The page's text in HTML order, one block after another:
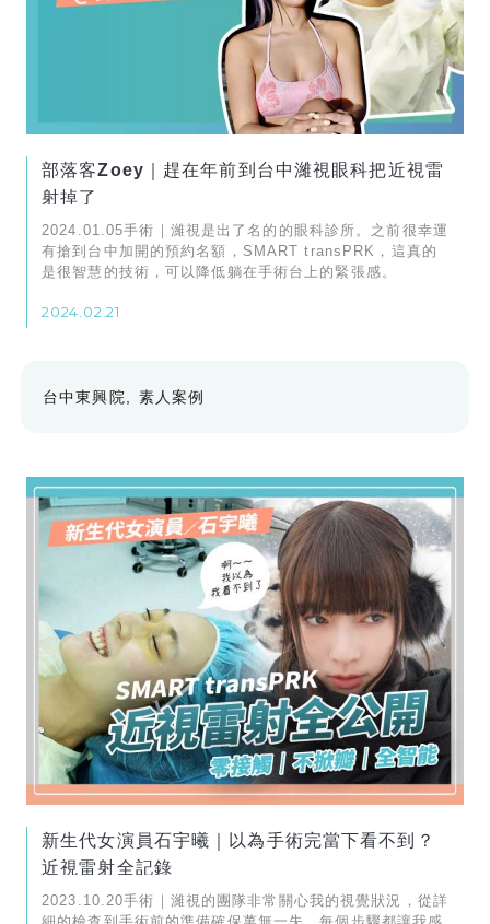
部落客Zoey｜趕在年前到台中濰視眼科把近視雷
射掉了
2024.01.05手術｜濰視是出了名的的眼科診所。之前很幸運
有搶到台中加開的預約名額，SMART transPRK，這真的
是很智慧的技術，可以降低躺在手術台上的緊張感。
2024.02.21
台中東興院 素人案例
新生代女演員石宇曦｜以為手術完當下看不到？
近視雷射全記錄
2023.10.20手術｜濰視的團隊非常關心我的視覺狀況，從詳